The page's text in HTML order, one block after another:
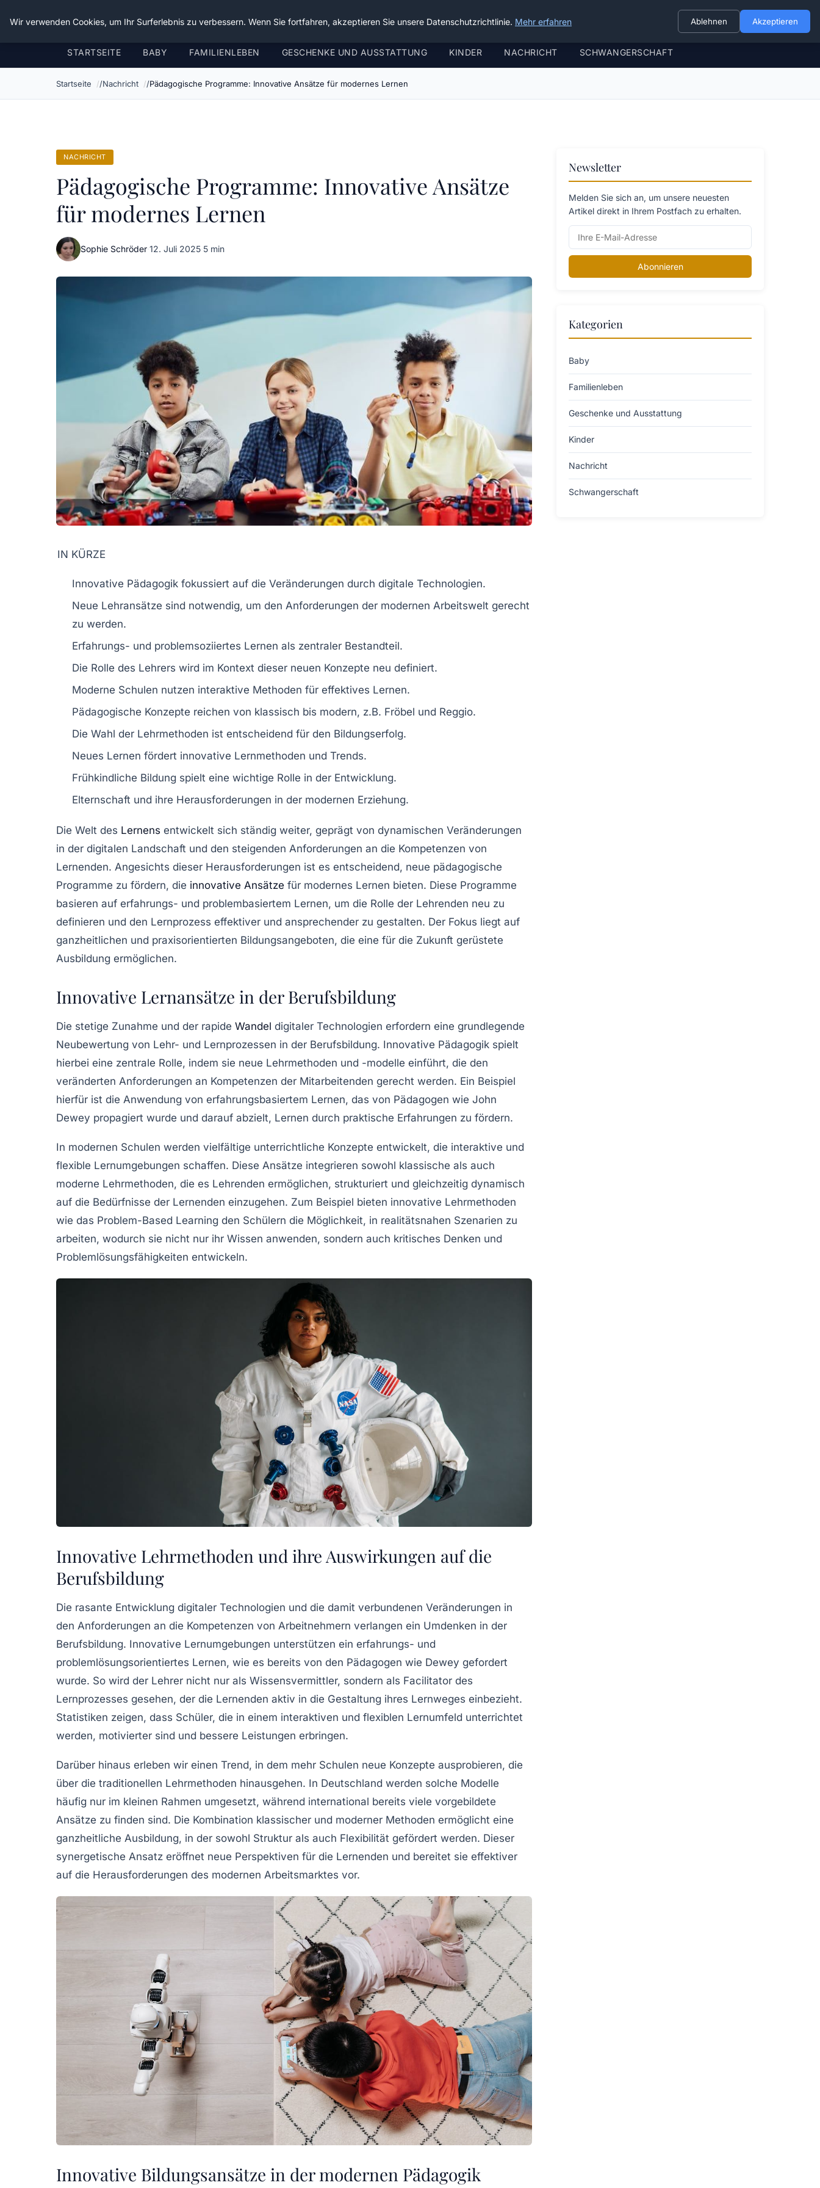
Verflixt-und-aufgetrennt.de
STARTSEITE BABY FAMILIENLEBEN GESCHENKE UND AUSSTATTUNG KINDER NACHRICHT SCHWANGERSCHAFT
Startseite Nachricht Pädagogische Programme: Innovative Ansätze für modernes Lernen
NACHRICHT
Pädagogische Programme: Innovative Ansätze
für modernes Lernen
Sophie Schröder·12. Juli 2025·5 min
IN KÜRZE
Innovative Pädagogik fokussiert auf die Veränderungen durch digitale Technologien.
Neue Lehransätze sind notwendig, um den Anforderungen der modernen Arbeitswelt gerecht
zu werden.
Erfahrungs- und problemsoziiertes Lernen als zentraler Bestandteil.
Die Rolle des Lehrers wird im Kontext dieser neuen Konzepte neu definiert.
Moderne Schulen nutzen interaktive Methoden für effektives Lernen.
Pädagogische Konzepte reichen von klassisch bis modern, z.B. Fröbel und Reggio.
Die Wahl der Lehrmethoden ist entscheidend für den Bildungserfolg.
Neues Lernen fördert innovative Lernmethoden und Trends.
Frühkindliche Bildung spielt eine wichtige Rolle in der Entwicklung.
Elternschaft und ihre Herausforderungen in der modernen Erziehung.
Die Welt des Lernens entwickelt sich ständig weiter, geprägt von dynamischen Veränderungen
in der digitalen Landschaft und den steigenden Anforderungen an die Kompetenzen von
Lernenden. Angesichts dieser Herausforderungen ist es entscheidend, neue pädagogische
Programme zu fördern, die innovative Ansätze für modernes Lernen bieten. Diese Programme
basieren auf erfahrungs- und problembasiertem Lernen, um die Rolle der Lehrenden neu zu
definieren und den Lernprozess effektiver und ansprechender zu gestalten. Der Fokus liegt auf
ganzheitlichen und praxisorientierten Bildungsangeboten, die eine für die Zukunft gerüstete
Ausbildung ermöglichen.
Innovative Lernansätze in der Berufsbildung
Die stetige Zunahme und der rapide Wandel digitaler Technologien erfordern eine grundlegende
Neubewertung von Lehr- und Lernprozessen in der Berufsbildung. Innovative Pädagogik spielt
hierbei eine zentrale Rolle, indem sie neue Lehrmethoden und -modelle einführt, die den
veränderten Anforderungen an Kompetenzen der Mitarbeitenden gerecht werden. Ein Beispiel
hierfür ist die Anwendung von erfahrungsbasiertem Lernen, das von Pädagogen wie John
Dewey propagiert wurde und darauf abzielt, Lernen durch praktische Erfahrungen zu fördern.
In modernen Schulen werden vielfältige unterrichtliche Konzepte entwickelt, die interaktive und
flexible Lernumgebungen schaffen. Diese Ansätze integrieren sowohl klassische als auch
moderne Lehrmethoden, die es Lehrenden ermöglichen, strukturiert und gleichzeitig dynamisch
auf die Bedürfnisse der Lernenden einzugehen. Zum Beispiel bieten innovative Lehrmethoden
wie das Problem-Based Learning den Schülern die Möglichkeit, in realitätsnahen Szenarien zu
arbeiten, wodurch sie nicht nur ihr Wissen anwenden, sondern auch kritisches Denken und
Problemlösungsfähigkeiten entwickeln.
Innovative Lehrmethoden und ihre Auswirkungen auf die
Berufsbildung
Die rasante Entwicklung digitaler Technologien und die damit verbundenen Veränderungen in
den Anforderungen an die Kompetenzen von Arbeitnehmern verlangen ein Umdenken in der
Berufsbildung. Innovative Lernumgebungen unterstützen ein erfahrungs- und
problemlösungsorientiertes Lernen, wie es bereits von den Pädagogen wie Dewey gefordert
wurde. So wird der Lehrer nicht nur als Wissensvermittler, sondern als Facilitator des
Lernprozesses gesehen, der die Lernenden aktiv in die Gestaltung ihres Lernweges einbezieht.
Statistiken zeigen, dass Schüler, die in einem interaktiven und flexiblen Lernumfeld unterrichtet
werden, motivierter sind und bessere Leistungen erbringen.
Darüber hinaus erleben wir einen Trend, in dem mehr Schulen neue Konzepte ausprobieren, die
über die traditionellen Lehrmethoden hinausgehen. In Deutschland werden solche Modelle
häufig nur im kleinen Rahmen umgesetzt, während international bereits viele vorgebildete
Ansätze zu finden sind. Die Kombination klassischer und moderner Methoden ermöglicht eine
ganzheitliche Ausbildung, in der sowohl Struktur als auch Flexibilität gefördert werden. Dieser
synergetische Ansatz eröffnet neue Perspektiven für die Lernenden und bereitet sie effektiver
auf die Herausforderungen des modernen Arbeitsmarktes vor.
Innovative Bildungsansätze in der modernen Pädagogik
Newsletter
Melden Sie sich an, um unsere neuesten
Artikel direkt in Ihrem Postfach zu erhalten.
Abonnieren
Kategorien
Baby
Familienleben
Geschenke und Ausstattung
Kinder
Nachricht
Schwangerschaft
Wir verwenden Cookies, um Ihr Surferlebnis zu verbessern. Wenn Sie fortfahren, akzeptieren Sie unsere Datenschutzrichtlinie. Mehr erfahren Ablehnen Akzeptieren